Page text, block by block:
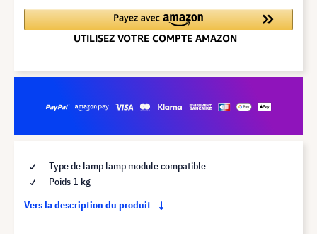
Type de lamp lamp module compatible
Poids 1 kg
Vers la description du produit